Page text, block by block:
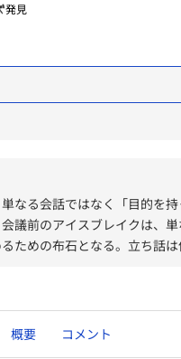
発見
なる会話ではなく「目的を
議前のアイスブレイクは、
ための布石となる。立ち話
的側面が大きく、疲労管理
は、画面オフの使い方や初
概要 コメント